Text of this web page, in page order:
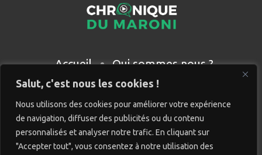
Salut, c'est nous les cookies !
Nous utilisons des cookies pour améliorer votre expérience
de navigation, diffuser des publicités ou du contenu
personnalisés et analyser notre trafic. En cliquant sur
"Accepter tout", vous consentez à notre utilisation des
Accueil
Qui sommes nous ?
Partenaires
Contact